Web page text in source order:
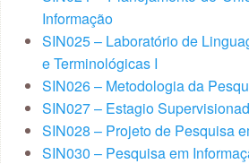
Informação
SIN025 – Laboratório de
e Terminológicas I
SIN026 – Metodologia da
SIN027 – Estagio
SIN028 – Projeto de Pesquisa
SIN030 – Pesquisa em